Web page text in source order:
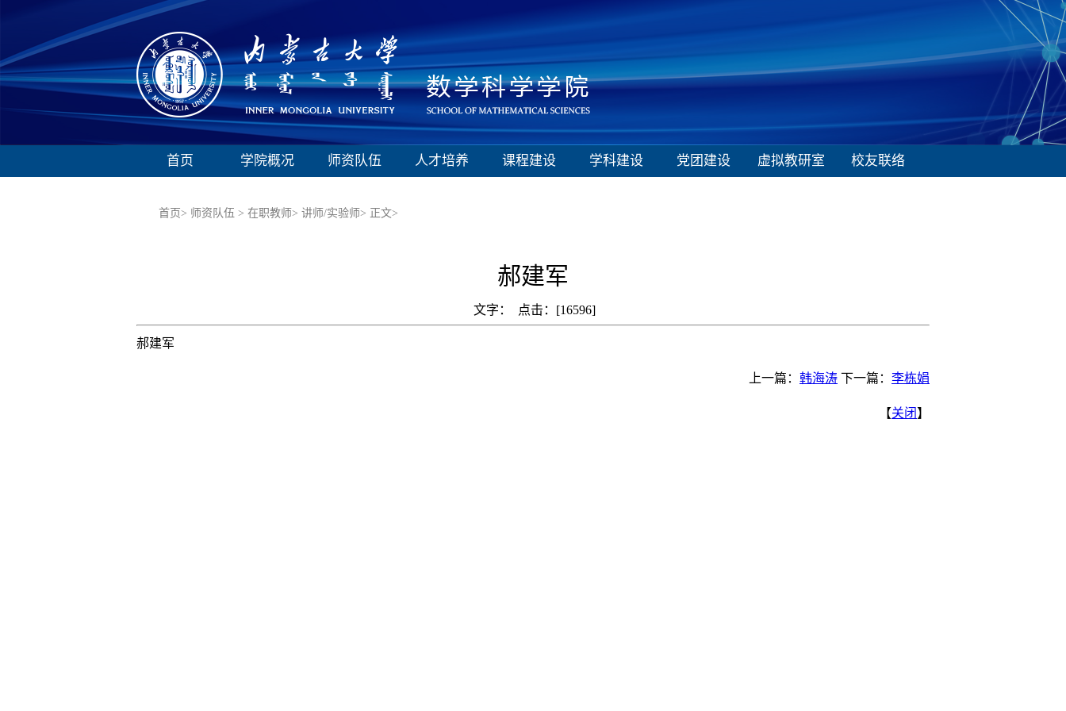
首页 学院概况 师资队伍 人才培养 课程建设 学科建设 党团建设 虚拟教研室 校友联络
首页> 师资队伍 > 在职教师> 讲师/实验师> 正文>
郝建军
文字： 点击：[16596]
郝建军
上一篇： 韩海涛 下一篇： 李栋娟
【关闭 】